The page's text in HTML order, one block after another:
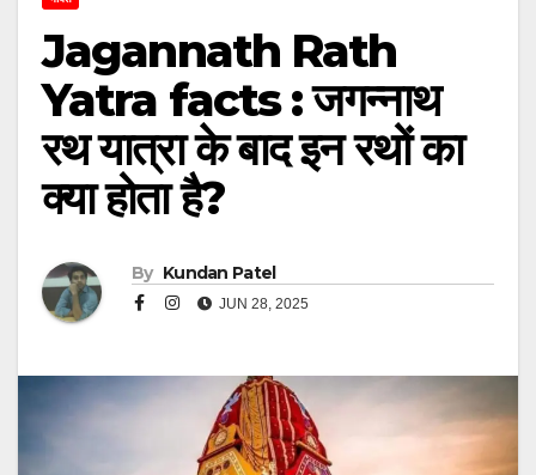
Jagannath Rath
Yatra facts : जगन्नाथ
रथ यात्रा के बाद इन रथों का
क्या होता है?
By Kundan Patel
JUN 28, 2025